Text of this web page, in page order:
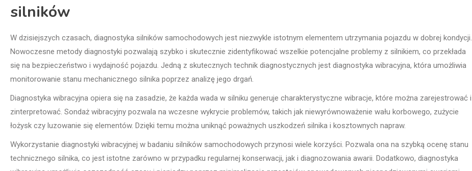
silników
W dzisiejszych czasach, diagnostyka silników samochodowych jest niezwykle istotnym elementem utrzymania pojazdu w dobrej kondycji.
Nowoczesne metody diagnostyki pozwalają szybko i skutecznie zidentyfikować wszelkie potencjalne problemy z silnikiem, co przekłada
się na bezpieczeństwo i wydajność pojazdu. Jedną z skutecznych technik diagnostycznych jest diagnostyka wibracyjna, która umożliwia
monitorowanie stanu mechanicznego silnika poprzez analizę jego drgań.
Diagnostyka wibracyjna opiera się na zasadzie, że każda wada w silniku generuje charakterystyczne wibracje, które można zarejestrować i
zinterpretować. Sondaż wibracyjny pozwala na wczesne wykrycie problemów, takich jak niewyrównoważenie wału korbowego, zużycie
łożysk czy luzowanie się elementów. Dzięki temu można uniknąć poważnych uszkodzeń silnika i kosztownych napraw.
Wykorzystanie diagnostyki wibracyjnej w badaniu silników samochodowych przynosi wiele korzyści. Pozwala ona na szybką ocenę stanu
technicznego silnika, co jest istotne zarówno w przypadku regularnej konserwacji, jak i diagnozowania awarii. Dodatkowo, diagnostyka